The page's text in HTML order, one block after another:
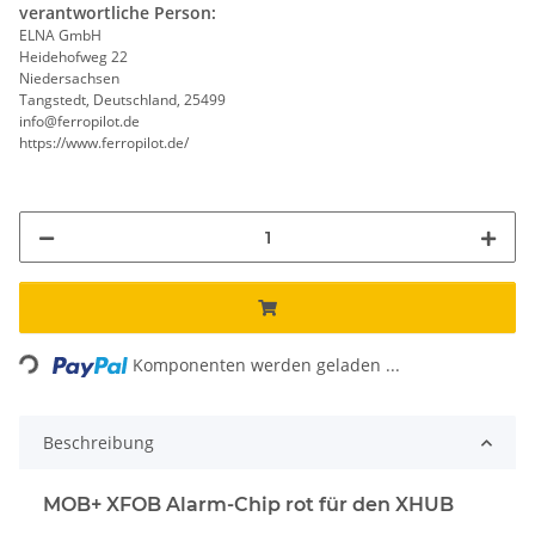
verantwortliche Person:
ELNA GmbH
Heidehofweg 22
Niedersachsen
Tangstedt, Deutschland, 25499
info@ferropilot.de
https://www.ferropilot.de/
Loading... Komponenten werden geladen ...
Beschreibung
MOB+ XFOB Alarm-Chip rot für den XHUB